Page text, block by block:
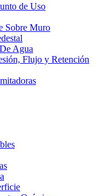
de Uso
Sobre Muro
Agua
Flujo y Retención